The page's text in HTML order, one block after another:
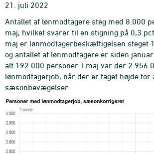
21. juli 2022
Antallet af lønmodtagere steg med 8.000
maj, hvilket svarer til en stigning på 0,3
maj er lønmodtagerbeskæftigelsen steget
og antallet af lønmodtagere er siden
alt 192.000 personer. I maj var der
lønmodtagerjob, når der er taget højde for
sæsonbevægelser.